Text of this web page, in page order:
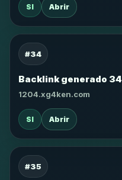
SI Abrir
#34
Backlink generado 34
1204.xg4ken.com
SI Abrir
#35